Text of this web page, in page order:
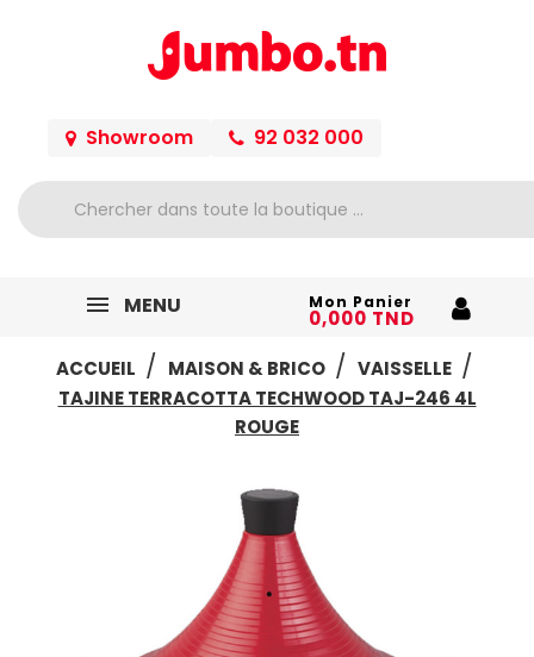
Showroom 92 032 000
MENU Mon Panier
0,000 TND
ACCUEIL
MAISON & BRICO
VAISSELLE
TAJINE TERRACOTTA TECHWOOD TAJ-246 4L
ROUGE